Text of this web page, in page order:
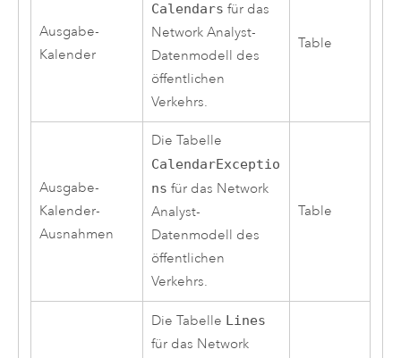
Ausgabe-
Kalender
Calendars für das
Network Analyst-
Datenmodell des
öffentlichen
Verkehrs.
Table
Ausgabe-
Kalender-
Ausnahmen
Die Tabelle
CalendarExceptio
ns für das Network
Analyst-
Datenmodell des
öffentlichen
Verkehrs.
Table
Die Tabelle Lines
für das Network